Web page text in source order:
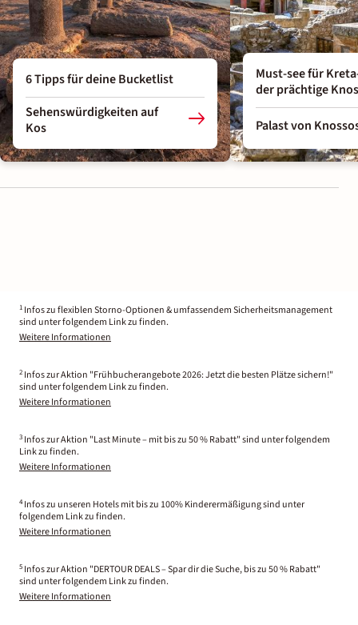
6 Tipps für deine Bucketlist
Sehenswürdigkeiten auf
Kos
Must-see für
der prächtige
Palast von
1 Infos zu flexiblen Storno-Optionen & umfassendem Sicherheitsmanagement
sind unter folgendem Link zu finden.
Weitere Informationen
2 Infos zur Aktion "Frühbucherangebote 2026: Jetzt die besten Plätze sichern!"
sind unter folgendem Link zu finden.
Weitere Informationen
3 Infos zur Aktion "Last Minute – mit bis zu 50 % Rabatt" sind unter folgendem
Link zu finden.
Weitere Informationen
4 Infos zu unseren Hotels mit bis zu 100% Kinderermäßigung sind unter
folgendem Link zu finden.
Weitere Informationen
5 Infos zur Aktion "DERTOUR DEALS – Spar dir die Suche, bis zu 50 % Rabatt"
sind unter folgendem Link zu finden.
Weitere Informationen